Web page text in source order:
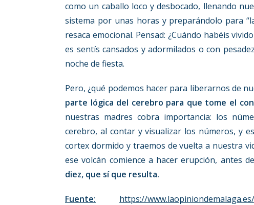
como un caballo loco y desbocado, llenando
sistema por unas horas y preparándolo para
resaca emocional. Pensad: ¿Cuándo habéis
es sentís cansados y adormilados o con
noche de fiesta.
Pero, ¿qué podemos hacer para liberarnos de
parte lógica del cerebro para que tome el
nuestras madres cobra importancia: los
cerebro, al contar y visualizar los números, y
cortex dormido y traemos de vuelta a nuestra
ese volcán comience a hacer erupción, antes
diez, que sí que resulta.
Fuente:
https://